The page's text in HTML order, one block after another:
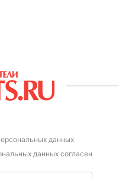
данных
данных согласен